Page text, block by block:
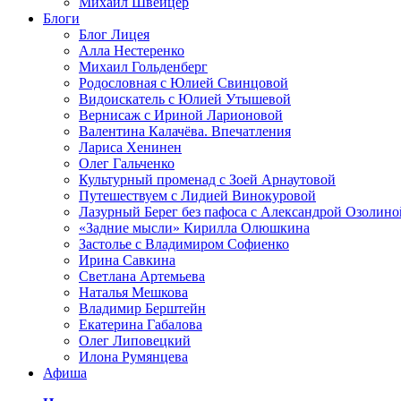
Блоги
Блог Лицея
Алла Нестеренко
Михаил Гольденберг
Родословная с Юлией Свинцовой
Видоискатель с Юлией Утышевой
Вернисаж с Ириной Ларионовой
Валентина Калачёва. Впечатления
Лариса Хенинен
Олег Гальченко
Культурный променад с Зоей Арнаутовой
Путешествуем с Лидией Винокуровой
Лазурный Берег без пафоса с Александрой
«Задние мысли» Кирилла Олюшкина
Застолье с Владимиром Софиенко
Ирина Савкина
Светлана Артемьева
Наталья Мешкова
Владимир Берштейн
Екатерина Габалова
Олег Липовецкий
Илона Румянцева
Афиша